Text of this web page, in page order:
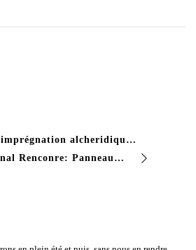
Décorviv: imprégnation alcheridique qui préserve et colore le bois naturel à la recherche d’une finition qui protège et améliore les portes, les luminaires et les structures en bois avec un …
VIVPUR Signal Renconre: Panneaux de route à des performances fortement fortement vos lignes de route et vos rapports doivent résister à un trafic intense et à Agen …